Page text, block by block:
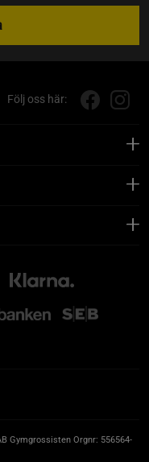
Följ oss här:
Gymgrossisten Orgnr: 556564-